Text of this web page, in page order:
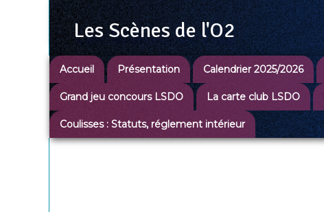
Les Scènesde l'O2
Accueil Présentation Calendrier 2025/2026
Grand jeu concours LSDO La carte club LSDO
Coulisses : Statuts, réglement intérieur